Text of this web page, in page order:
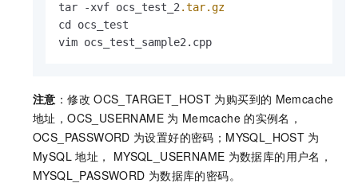
tar -xvf ocs_test_2 .tar.gz
cd ocs_test
vim ocs_test_sample2.cpp
注意 ：修改 OCS_TARGET_HOST 为购买到的 Memcache
地址，OCS_USERNAME 为 Memcache 的实例名，
OCS_PASSWORD 为设置好的密码；MYSQL_HOST 为
MySQL 地址， MYSQL_USERNAME 为数据库的用户名，
MYSQL_PASSWORD 为数据库的密码。